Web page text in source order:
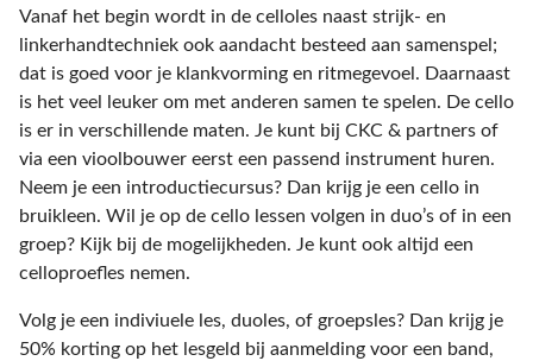
Vanaf het begin wordt in de celloles naast strijk- en
linkerhandtechniek ook aandacht besteed aan samenspel;
dat is goed voor je klankvorming en ritmegevoel. Daarnaast
is het veel leuker om met anderen samen te spelen. De cello
is er in verschillende maten. Je kunt bij CKC & partners of
via een vioolbouwer eerst een passend instrument huren.
Neem je een introductiecursus? Dan krijg je een cello in
bruikleen. Wil je op de cello lessen volgen in duo’s of in een
groep? Kijk bij de mogelijkheden. Je kunt ook altijd een
celloproefles nemen.
Volg je een indiviuele les, duoles, of groepsles? Dan krijg je
50% korting op het lesgeld bij aanmelding voor een band,